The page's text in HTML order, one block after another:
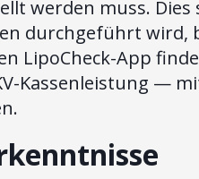
werden muss. Dies
durchgeführt wird,
LipoCheck-App
Kassenleistung —